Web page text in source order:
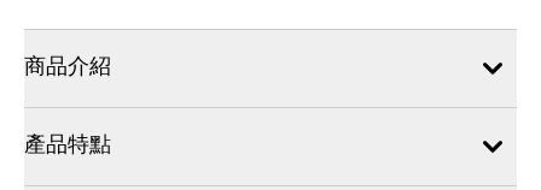
商品介紹
產品特點